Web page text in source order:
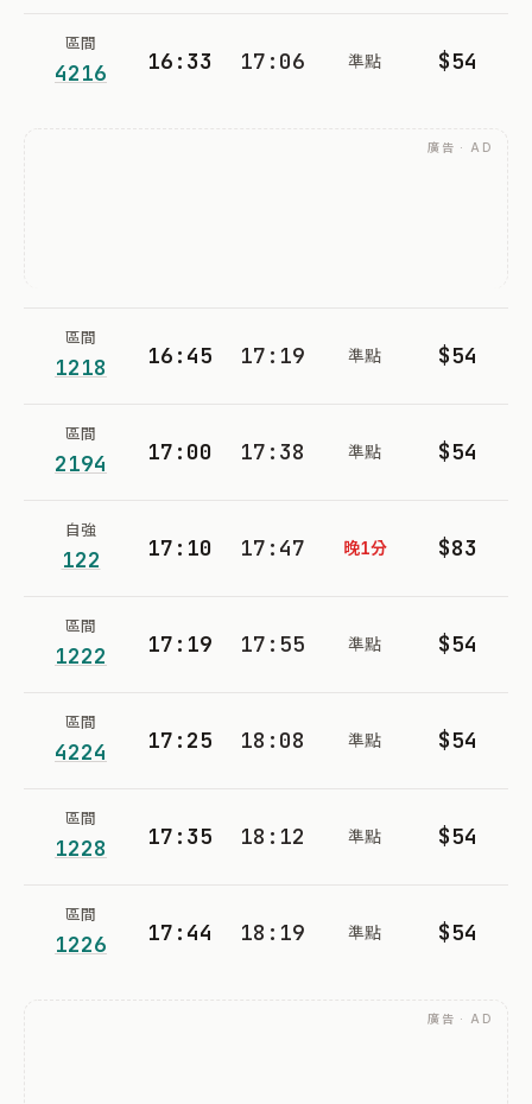
區間
4216 16:33 17:06 準點 $54
廣告 · AD
區間
1218 16:45 17:19 準點 $54
區間
2194 17:00 17:38 準點 $54
自強
122 17:10 17:47 晚1分 $83
區間
1222 17:19 17:55 準點 $54
區間
4224 17:25 18:08 準點 $54
區間
1228 17:35 18:12 準點 $54
區間
1226 17:44 18:19 準點 $54
廣告 · AD